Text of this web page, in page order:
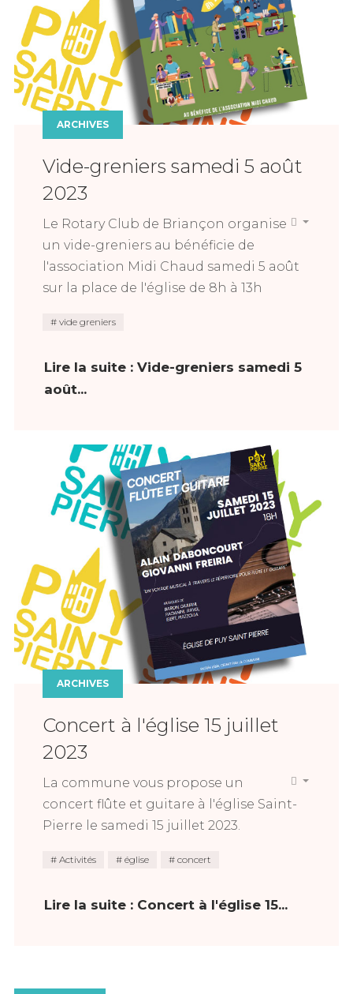
ARCHIVES
Vide-greniers samedi 5 août
2023
Le Rotary Club de Briançon organise
un vide-greniers au bénéficie de
l'association Midi Chaud samedi 5 août
sur la place de l'église de 8h à 13h
vide greniers
Lire la suite : Vide-greniers samedi 5
août...
ARCHIVES
Concert à l'église 15 juillet
2023
La commune vous propose un
concert flûte et guitare à l'église Saint-
Pierre le samedi 15 juillet 2023.
Activités église concert
Lire la suite : Concert à l'église 15...